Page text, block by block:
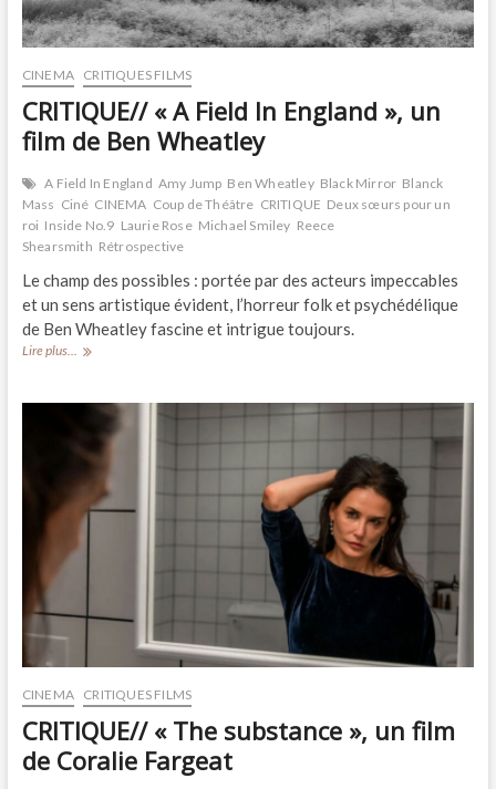
CINEMA CRITIQUES FILMS
CRITIQUE// « A Field In England », un
film de Ben Wheatley
A Field In England Amy Jump Ben Wheatley Black Mirror Blanck
Mass Ciné CINEMA Coup de Théâtre CRITIQUE Deux sœurs pour un
roi Inside No.9 Laurie Rose Michael Smiley Reece
Shearsmith Rétrospective
Le champ des possibles : portée par des acteurs impeccables
et un sens artistique évident, l’horreur folk et psychédélique
de Ben Wheatley fascine et intrigue toujours.
Lire plus...
CRITIQUE//
Field
England
un
film
de
Ben
CINEMA CRITIQUES FILMS
CRITIQUE// « The substance », un film
de Coralie Fargeat